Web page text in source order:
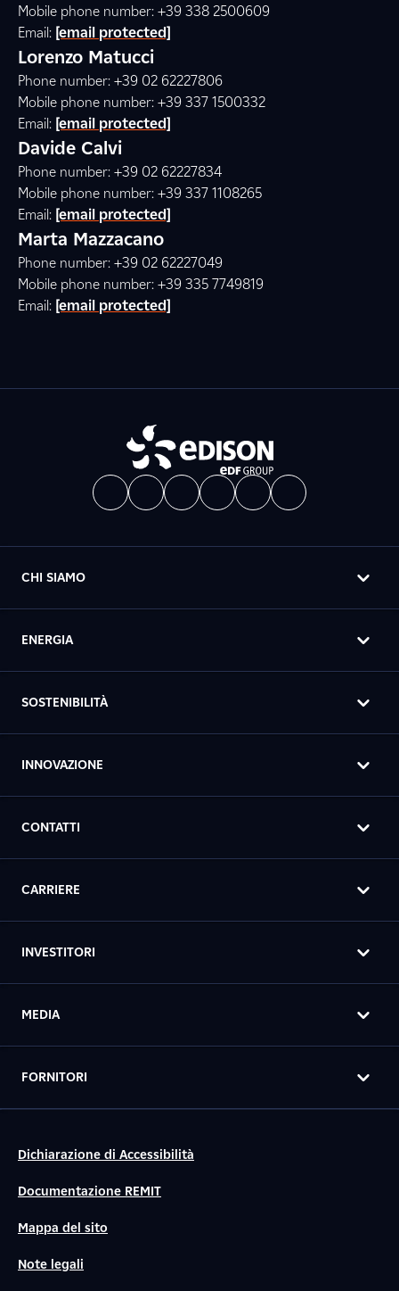
Mobile phone number: +39 338 2500609
Email: [email protected]
Lorenzo Matucci
Phone number: +39 02 62227806
Mobile phone number: +39 337 1500332
Email: [email protected]
Davide Calvi
Phone number: +39 02 62227834
Mobile phone number: +39 337 1108265
Email: [email protected]
Marta Mazzacano
Phone number: +39 02 62227049
Mobile phone number: +39 335 7749819
Email: [email protected]
CHI SIAMO
ENERGIA
SOSTENIBILITÀ
INNOVAZIONE
CONTATTI
CARRIERE
INVESTITORI
MEDIA
FORNITORI
Dichiarazione di Accessibilità
Documentazione REMIT
Mappa del sito
Note legali